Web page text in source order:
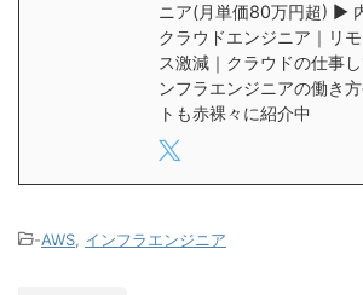
ニア(月単価80万円超) ▶︎
クラウドエンジニア｜リ
ス激減｜クラウドの仕事
ンフラエンジニアの働き
トも赤裸々に紹介中
-AWS インフラエンジニア